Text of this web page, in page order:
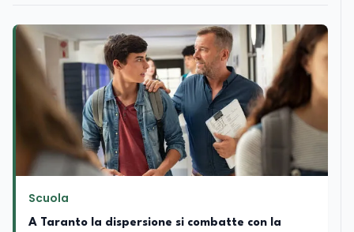
Scuola
A Taranto la dispersione si combatte con la